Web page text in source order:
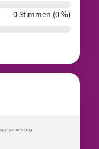
0 Stimmen (0 %)